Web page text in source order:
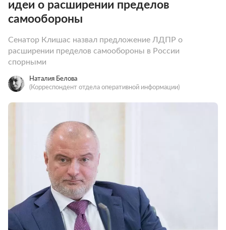
идеи о расширении пределов
самообороны
Сенатор Клишас назвал предложение ЛДПР о
расширении пределов самообороны в России
спорными
Наталия Белова
(Корреспондент отдела оперативной информации)